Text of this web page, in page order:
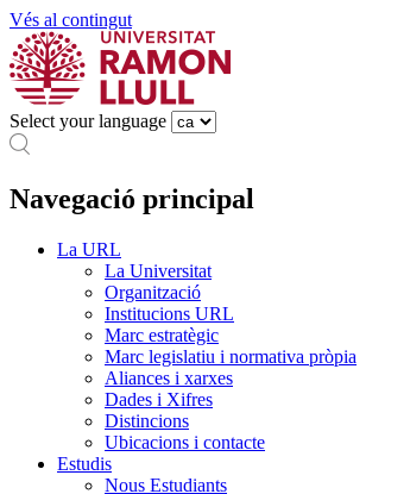
Vés al contingut
Select your language
Navegació principal
La URL
La Universitat
Organització
Institucions URL
Marc estratègic
Marc legislatiu i normativa pròpia
Aliances i xarxes
Dades i Xifres
Distincions
Ubicacions i contacte
Estudis
Nous Estudiants